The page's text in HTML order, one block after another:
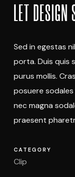
LET DESIGN
Sed in egestas
porta. Duis quis
purus mollis.
posuere
nec magna
praesent
CATEGORY
Clip